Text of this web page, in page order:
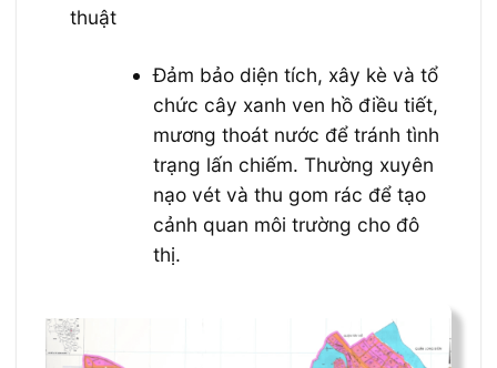
thuật
Đảm bảo diện tích, xây kè và tổ
chức cây xanh ven hồ điều tiết,
mương thoát nước để tránh tình
trạng lấn chiếm. Thường xuyên
nạo vét và thu gom rác để tạo
cảnh quan môi trường cho đô
thị.